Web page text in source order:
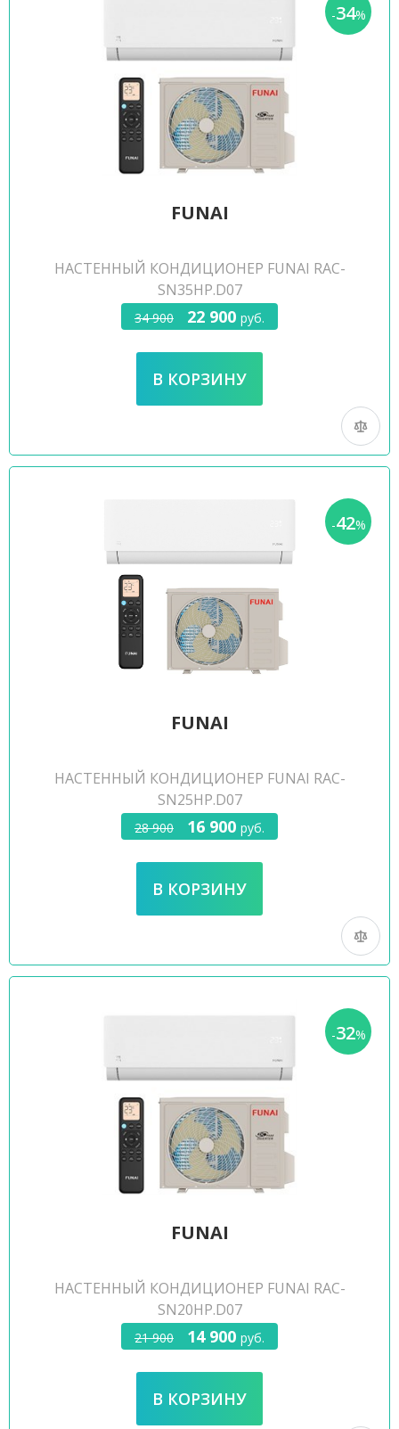
-34%
FUNAI
НАСТЕННЫЙ КОНДИЦИОНЕР FUNAI RAC-
SN35HP.D07
34 900 22 900 руб.
-42%
FUNAI
НАСТЕННЫЙ КОНДИЦИОНЕР FUNAI RAC-
SN25HP.D07
28 900 16 900 руб.
-32%
FUNAI
НАСТЕННЫЙ КОНДИЦИОНЕР FUNAI RAC-
SN20HP.D07
21 900 14 900 руб.